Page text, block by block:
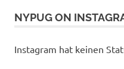
NYPUG ON
Instagram hat keinen